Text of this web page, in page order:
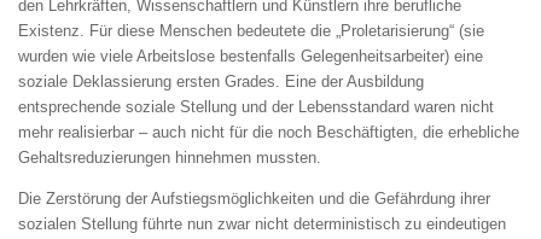
den Lehrkräften, Wissenschaftlern und Künstlern ihre berufliche
Existenz. Für diese Menschen bedeutete die „Proletarisierung“ (sie
wurden wie viele Arbeitslose bestenfalls Gelegenheitsarbeiter) eine
soziale Deklassierung ersten Grades. Eine der Ausbildung
entsprechende soziale Stellung und der Lebensstandard waren nicht
mehr realisierbar – auch nicht für die noch Beschäftigten, die erhebliche
Gehaltsreduzierungen hinnehmen mussten.
Die Zerstörung der Aufstiegsmöglichkeiten und die Gefährdung ihrer
sozialen Stellung führte nun zwar nicht deterministisch zu eindeutigen